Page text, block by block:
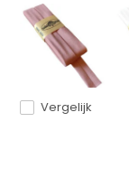
Vergelijk